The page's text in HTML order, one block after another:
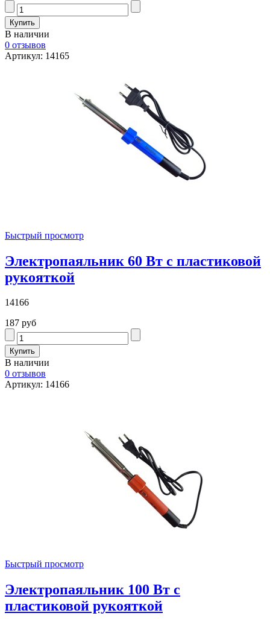
В наличии
0 отзывов
Артикул: 14165
Быстрый просмотр
Электропаяльник 60 Вт с пластиковой
рукояткой
14166
187 руб
В наличии
0 отзывов
Артикул: 14166
Быстрый просмотр
Электропаяльник 100 Вт с
пластиковой рукояткой